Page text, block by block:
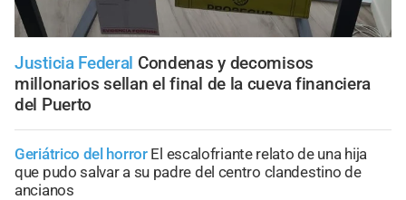
Justicia Federal Condenas y decomisos
millonarios sellan el final de la cueva financiera
del Puerto
Geriátrico del horror El escalofriante relato de una hija
que pudo salvar a su padre del centro clandestino de
ancianos